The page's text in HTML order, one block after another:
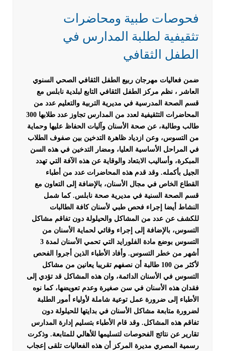
فحوصات طبية ومحاضرات
تثقيفية لطلبة المدارس في
الطفل الثقافي
ضمن فعاليات مهرجان ربيع الطفل الثقافي الصحي السنوي
العاشر ، نظم مركز الطفل الثقافي التابع لبلدية نابلس مع
قسم الصحة المدرسية في مديرية التربية والتعليم عدد من
المحاضرات التثقيفية لعدد من المدارس تجاوز عدد طلابها 300
طالب وطالبة، عن صحة الأسنان وآليات الحفاظ عليها وحماية
من التسوس، وعن ازدياد ظاهرة التدخين بين صفوف الطلاب
في المراحل الأساسية العليا، ومضار التدخين في هذه السن
المبكرة، وأساليب الابتعاد والوقاية عن هذه الآفة التي تهدد
الجيل بأكمله. وقد قدم هذه المحاضرات عدد من أطباء
القطاع الخاص في مجال الأسنان، بالإضافة إلى التعاون مع
قسم الصحة السنية في مديرية صحة نابلس. كما شمل
النشاط أيضا إجراء فحص طبي لأسنان كافة الطالبات
للكشف عن عدد من المشاكل والحيلولة دون تفاقم مشاكل
التسوس، بالإضافة إلى إجراء وقائي لحماية الأسنان من
التسوس بوضع مادة الفلورايد التي تحمي الأسنان لمدة 3
أشهر من خطر التسوس. وأفاد الأطباء الذين أجروا الفحص
لأكثر من 100 طالبة أن نصفهم تقريبا يعانين من مشاكل
التسوس في الأسنان الدائمة، وان هذه المشاكل قد تؤدي إلى
فقدان هذه الأسنان في سن صغيرة وعدم تعويضها، كما نوه
الأطباء إلى ضرورة عمل توعية شاملة لأولياء أمور الطلبة
لضرورة متابعة مشاكل الأسنان في بدايتها للحيلولة دون
تفاقم هذه المشاكل. وقد قام الأطباء بتسليم إدارة المدارس
تقارير عن نتائج الفحوصات لتسليمها للأهالي للمتابعة. وذكرت
رسمية المصري مديرة المركز أن هذه الفعاليات تلقى إعجاب